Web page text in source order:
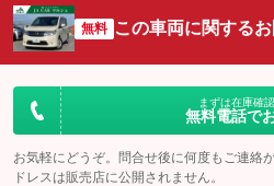
無料 この車両に関する
まずは在庫確
無料電話で
お気軽にどうぞ。問合せ後に何度もご連絡
ドレスは販売店に公開されません。